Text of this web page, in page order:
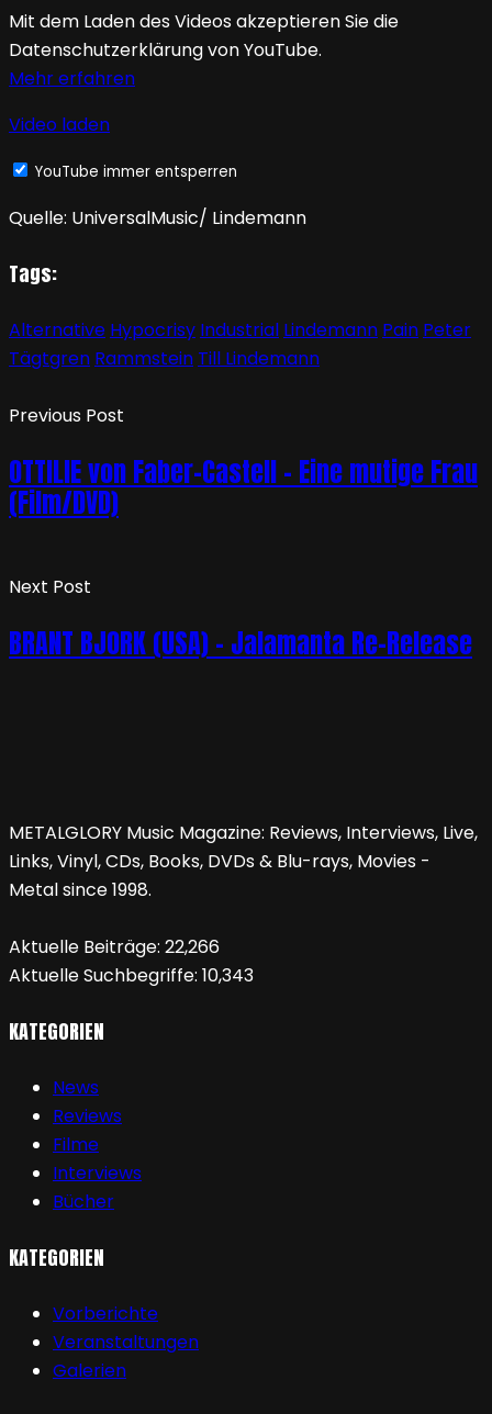
Mit dem Laden des Videos akzeptieren Sie die
Datenschutzerklärung von YouTube.
Mehr erfahren
Video laden
YouTube immer entsperren
Quelle: UniversalMusic/ Lindemann
Tags:
Alternative Hypocrisy Industrial Lindemann Pain Peter
Tägtgren Rammstein Till Lindemann
Previous Post
OTTILIE von Faber-Castell – Eine mutige Frau
(Film/DVD)
Next Post
BRANT BJORK (USA) – Jalamanta Re-Release
METALGLORY Music Magazine: Reviews, Interviews, Live,
Links, Vinyl, CDs, Books, DVDs & Blu-rays, Movies -
Metal since 1998.
Aktuelle Beiträge: 22,266
Aktuelle Suchbegriffe: 10,343
KATEGORIEN
News
Reviews
Filme
Interviews
Bücher
KATEGORIEN
Vorberichte
Veranstaltungen
Galerien